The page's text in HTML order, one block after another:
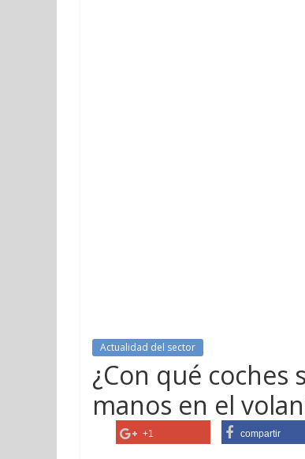
Actualidad del sector
¿Con qué coches
manos en el
+1 compartir